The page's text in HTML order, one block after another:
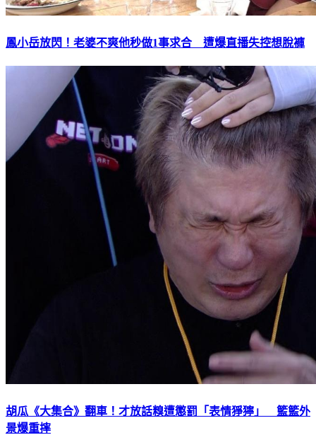
鳳小岳放閃！老婆不爽他秒做1事求合 遭爆直播失控想脫褲
胡瓜《大集合》翻車！才放話糗遭懲罰「表情猙獰」 籃籃外
景爆重摔